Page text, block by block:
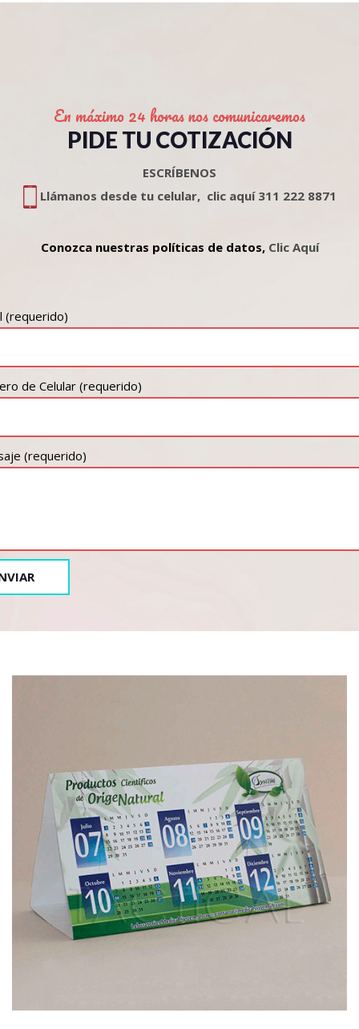
En máximo 24 horas nos comunicaremos
PIDE TU COTIZACIÓN
ESCRÍBENOS
Llámanos desde tu celular, clic aquí 311 222 8871
Conozca nuestras políticas de datos, Clic Aquí
(requerido)
de Celular (requerido)
(requerido)